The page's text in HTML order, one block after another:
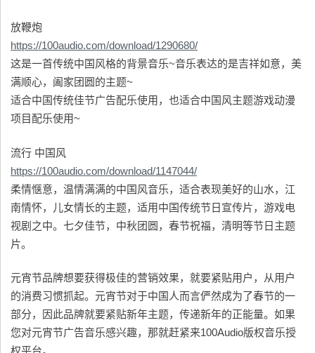
放鞭炮
https://100audio.com/download/1290680/
这是一首传统中国风格的背景音乐~音乐表达的是吉祥如意，美
满顺心，阖家团圆的主题~
适合中国传统佳节广告配乐使用，也适合中国风主题游戏动漫
项目配乐使用~
流行 中国风
https://100audio.com/download/1147044/
柔情惬意，温情满满的中国风音乐，适合表现美好的山水，江
南情怀，儿女情长的主题，适用中国传统节日宣传片，游戏电
视剧之中。七夕佳节，中秋团圆，春节祝福，清明等节日主题
片。
元宵节品牌想要获得极佳的营销效果，就要紧贴用户，从用户
的消费习惯抓起。元宵节对于中国人而言俨然成为了春节的一
部分，因此品牌就要紧贴新年主题，传递新年的正能量。如果
您对元宵节广告音乐感兴趣，那就赶紧来100Audio版权音乐授